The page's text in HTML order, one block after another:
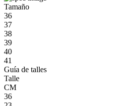
Tamaño
36
37
38
39
40
41
Guía de talles
Talle
CM
36